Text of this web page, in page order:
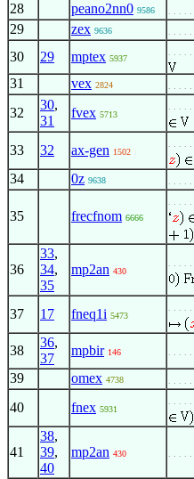
28 peano2nn0 9586 . . . .
29 zex 9636 . . . .
30 29 mptex 5937
. . . .
31 vex 2824 . . . .
32
30,
31
fvex 5713
. . . .
33 32 ax-gen 1502
. . . .
34 0z 9638 . . . .
35 frecfnom 6666
. . . .
36
33,
34,
35
mp2an 430
. . . .
37 17 fneq1i 5473
. . . .
38
36,
37
mpbir 146 . . . .
39 omex 4738 . . . .
40 fnex 5931
. . . .
41
38,
39,
40
mp2an 430 . . . .